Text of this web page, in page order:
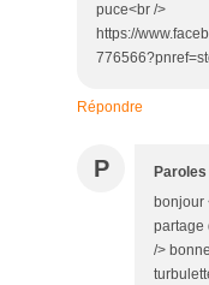
puce<br />
https://
Répondre
P
bonjour
partage
/>